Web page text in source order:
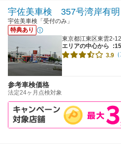
宇佐美車検 357号湾岸有明
宇佐美車検「受付のみ」
特典あり
東京都江東区東雲2-
エリアの中心から
3.9
参考車検価格
法定24ヶ月点検対象